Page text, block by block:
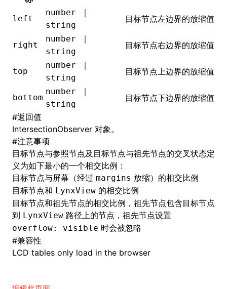
left
number ｜
string
目标节点左边界的放缩值
right
number ｜
string
目标节点右边界的放缩值
top
number ｜
string
目标节点上边界的放缩值
bottom
number ｜
string
目标节点下边界的放缩值
#返回值
IntersectionObserver 对象。
#注意事项
目标节点与参照节点及目标节点与祖先节点的交叉状态定
义为如下最小的一个相交比例：
目标节点与屏幕（经过 margins 放缩）的相交比例
目标节点和 LynxView 的相交比例
目标节点和祖先节点的相交比例，祖先节点包含目标节点
到 LynxView 路径上的节点，祖先节点设置
overflow: visible 时会被忽略
#兼容性
LCD tables only load in the browser